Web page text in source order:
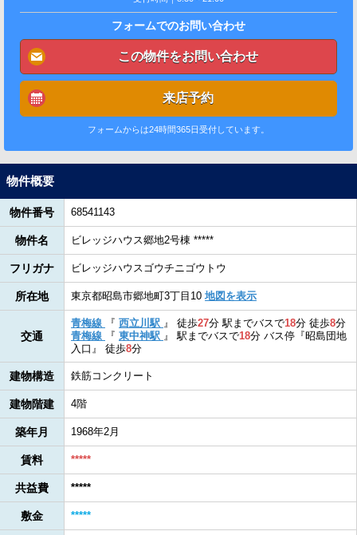
フォームでのお問い合わせ
この物件をお問い合わせ
来店予約
フォームからは24時間365日受付しています。
物件概要
物件番号 68541143
物件名 ビレッジハウス郷地2号棟 *****
フリガナ ビレッジハウスゴウチニゴウトウ
所在地 東京都昭島市郷地町3丁目10 地図を表示
交通
青梅線 『 西立川駅 』 徒歩27分駅までバスで18分 徒歩8分
青梅線
『 東中神駅 』駅までバスで18分 バス停『昭島団地
入口』 徒歩8分
建物構造 鉄筋コンクリート
建物階建 4階
築年月 1968年2月
賃料 *****
共益費 *****
敷金 *****